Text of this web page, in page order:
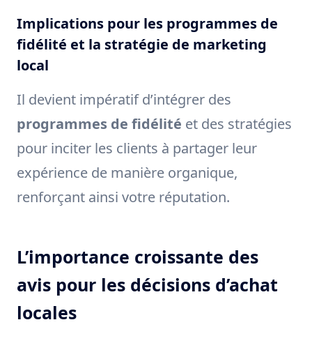
Implications pour les programmes de
fidélité et la stratégie de marketing
local
Il devient impératif d’intégrer des
programmes de fidélité et des stratégies
pour inciter les clients à partager leur
expérience de manière organique,
renforçant ainsi votre réputation.
L’importance croissante des
avis pour les décisions d’achat
locales